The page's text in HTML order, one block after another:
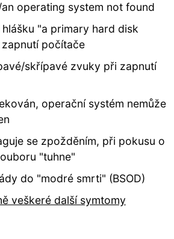
operating system not found
"a primary hard disk
počítače
skřípavé zvuky při zapnutí
operační systém nemůže
se zpožděním, při pokusu o
"tuhne"
do "modré smrti" (BSOD)
veškeré další symtomy